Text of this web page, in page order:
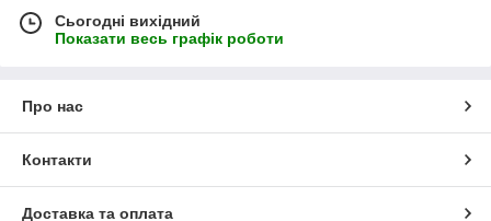
Сьогодні вихідний
Показати весь графік роботи
Про нас
Контакти
Доставка та оплата